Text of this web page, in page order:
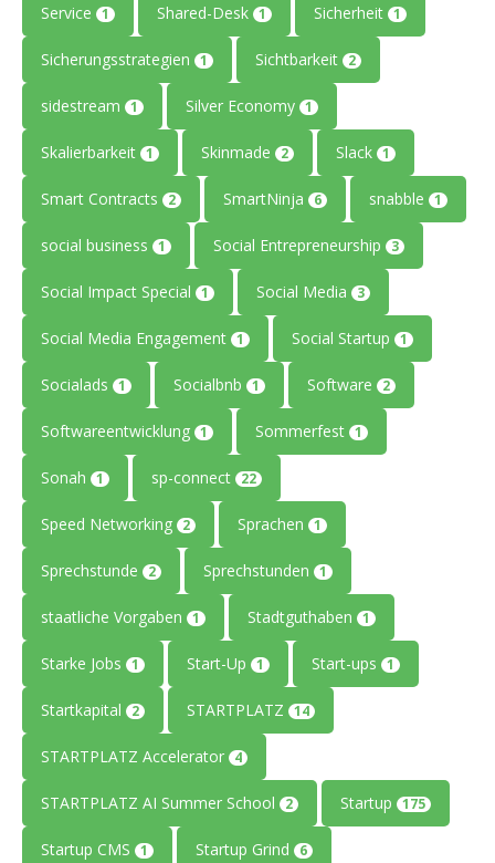
Service 1 Shared-Desk 1 Sicherheit 1
Sicherungsstrategien 1 Sichtbarkeit 2
sidestream 1 Silver Economy 1
Skalierbarkeit 1 Skinmade 2 Slack 1
Smart Contracts 2 SmartNinja 6 snabble 1
social business 1 Social Entrepreneurship 3
Social Impact Special 1 Social Media 3
Social Media Engagement 1 Social Startup 1
Socialads 1 Socialbnb 1 Software 2
Softwareentwicklung 1 Sommerfest 1
Sonah 1 sp-connect 22
Speed Networking 2 Sprachen 1
Sprechstunde 2 Sprechstunden 1
staatliche Vorgaben 1 Stadtguthaben 1
Starke Jobs 1 Start-Up 1 Start-ups 1
Startkapital 2 STARTPLATZ 14
STARTPLATZ Accelerator 4
STARTPLATZ AI Summer School 2 Startup 175
Startup CMS 1 Startup Grind 6